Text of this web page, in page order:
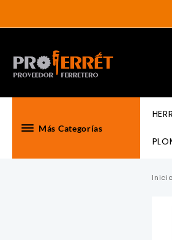
content
Más Categorías
Inicio